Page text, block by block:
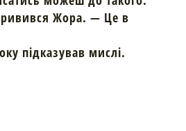
Жора. — Це в
підказував мислі.